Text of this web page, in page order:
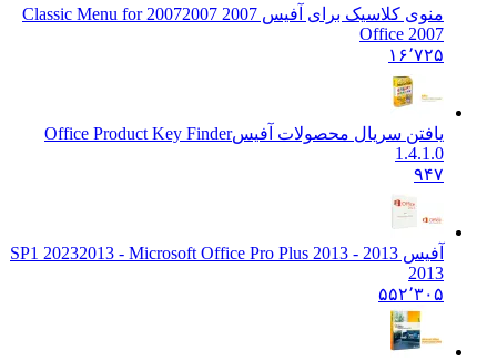
منوی کلاسیک برای آفیس 2007 2007
2007 Classic Menu for
Office 2007
۱۶٬۷۲۵
یافتن سریال محصولات آفیسOffice Product Key Finder
1.4.1.0
۹۴۷
آفیس 2013 - 2013 SP1 2023
2013 - Microsoft Office Pro Plus
2013
۵۵۲٬۳۰۵